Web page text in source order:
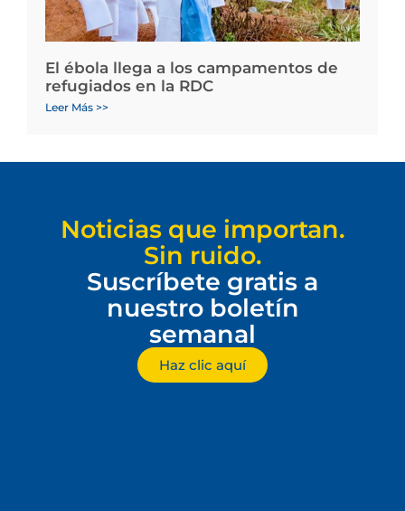
El ébola llega a los campamentos de
refugiados en la RDC
Leer Más >>
Noticias que importan.
Sin ruido.
Suscríbete gratis a
nuestro boletín
semanal
Haz clic aquí